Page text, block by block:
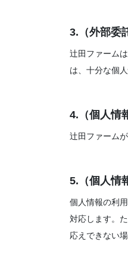
3.（外部委
辻田ファーム
は、十分な個
4.（個人情
辻田ファーム
5.（個人情
個人情報の利
対応します。
応えできない